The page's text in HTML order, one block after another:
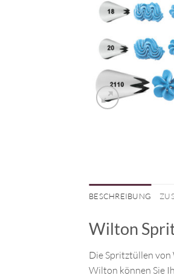
BESCHREIBUNG
Wilton
Die Spritztüllen von
Wilton können Sie